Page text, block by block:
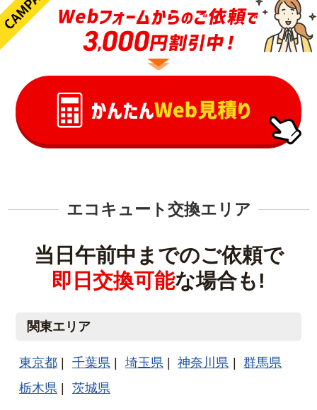
エコキュート交換エリア
当日午前中までのご依頼で
即日交換可能な場合も!
関東エリア
東京都 千葉県 埼玉県 神奈川県
群馬県
栃木県
茨城県